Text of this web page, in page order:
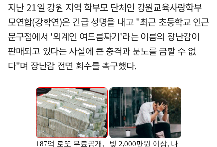
지난 21일 강원 지역 학부모 단체인 강원교육사랑학부
모연합(강학연)은 긴급 성명을 내고 "최근 초등학교 인근
문구점에서 '외계인 여드름짜기'라는 이름의 장난감이
판매되고 있다는 사실에 큰 충격과 분노를 금할 수 없
다"며 장난감 전면 회수를 촉구했다.